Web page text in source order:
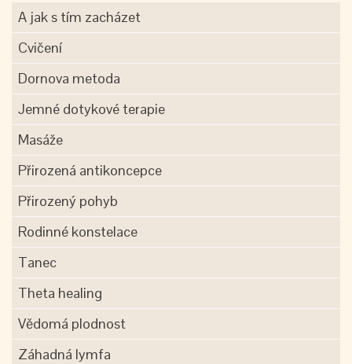
A jak s tím zacházet
Cvičení
Dornova metoda
Jemné dotykové terapie
Masáže
Přirozená antikoncepce
Přirozený pohyb
Rodinné konstelace
Tanec
Theta healing
Vědomá plodnost
Záhadná lymfa